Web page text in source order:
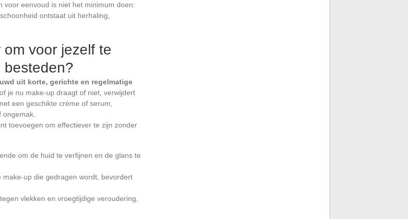
voor eenvoud is niet het minimum doen:
ontstaat uit herhaling,
voor jezelf te
besteden?
uit korte, gerichte en regelmatige
je nu make-up draagt of niet, verwijdert
een geschikte crème of serum,
toevoegen om effectiever te zijn zonder
om de huid te verfijnen en de glans te
make-up die gedragen wordt, bevordert
vlekken en vroegtijdige veroudering,